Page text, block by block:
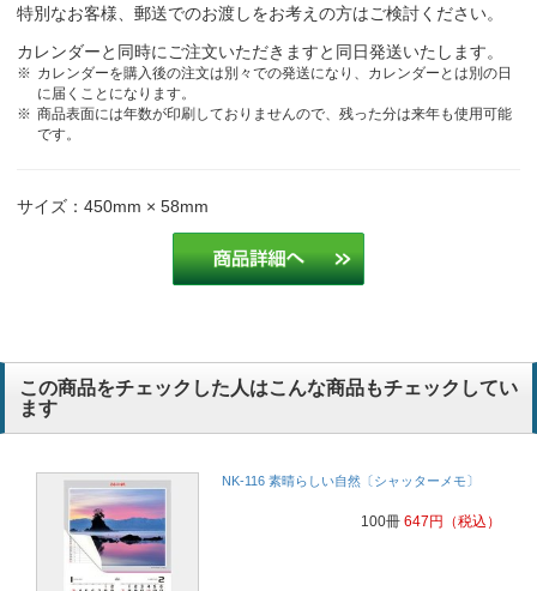
特別なお客様、郵送でのお渡しをお考えの方はご検討ください。
カレンダーと同時にご注文いただきますと同日発送いたします。
カレンダーを購入後の注文は別々での発送になり、カレンダーとは別の日
に届くことになります。
商品表面には年数が印刷しておりませんので、残った分は来年も使用可能
です。
サイズ：450mm × 58mm
この商品をチェックした人はこんな商品もチェックしてい
ます
NK-116 素晴らしい自然〔シャッターメモ〕
100冊 647 円 （税込）